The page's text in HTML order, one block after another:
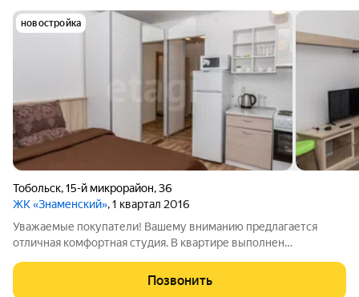
новостройка
Тобольск,15-й микрорайон,36
ЖК «Знаменский», 1 квартал 2016
Уважаемые покупатели! Вашему вниманию предлагается
отличная комфортная студия. В квартире выполнен
продаже останется мебель и бытовая техника. Самый новый и
благоустроенный район города с развитой
Позвонить